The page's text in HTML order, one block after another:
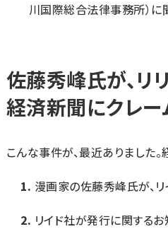
川国際総合法律事務所）に
佐藤秀峰氏が、リ
経済新聞にクレ
こんな事件が、最近ありました。
漫画家の佐藤秀峰氏が、
リイド社が発行に関するお